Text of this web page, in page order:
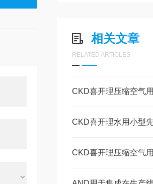
相关文章
RELATED ARTICLES